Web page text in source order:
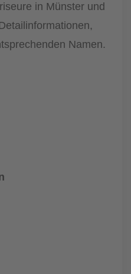
in Münster und
Namen.